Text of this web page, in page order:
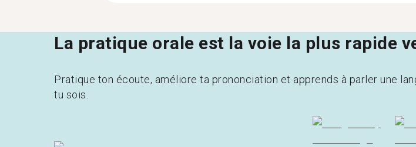
La pratique orale est la voie la plus rapide
Pratique ton écoute, améliore ta prononciation et apprends à parler une
tu sois.